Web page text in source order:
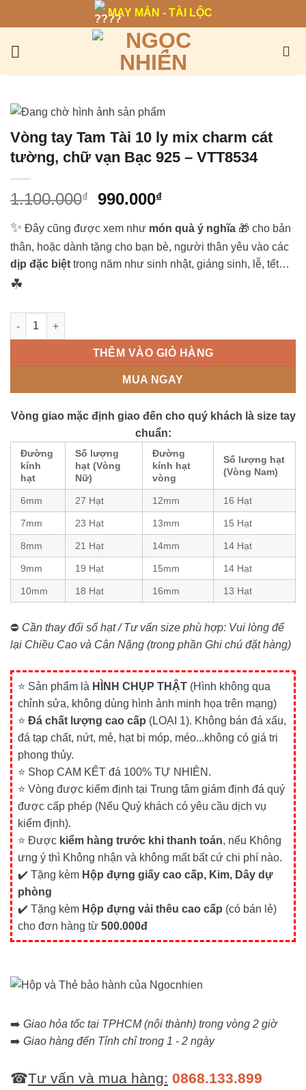
qua
dung
MAY MẮN - TÀI LỘC
Vòng tay Tam Tài 10 ly mix charm cát
tường, chữ vạn Bạc 925 – VTT8534
1.100.000₫
Giá
là:
1.100.000₫.
990.000₫Giá
tại
là:
990.000₫.
✨ Đây cũng được xem như món quà ý nghĩa 🎁 cho bản
thân, hoặc dành tặng cho bạn bè, người thân yêu vào các
dịp đặc biệt trong năm như sinh nhật, giáng sinh, lễ, tết…
☘
Vòng tay Tam Tài 10 ly mix charm cát tường, chữ vạn Bạc 925
THÊM VÀO GIỎ HÀNG
MUA NGAY
Vòng giao mặc định giao đến cho quý khách là size tay
chuẩn:
Đường
kính
hạt
Số lượng
hạt (Vòng
Nữ)
Đường
kính hạt
vòng
Số lượng hạt
(Vòng Nam)
6mm 27 Hạt 12mm 16 Hạt
7mm 23 Hạt 13mm 15 Hạt
8mm 21 Hạt 14mm 14 Hạt
9mm 19 Hạt 15mm 14 Hạt
10mm 18 Hạt 16mm 13 Hạt
⛔ Cần thay đổi số hạt / Tư vấn size phù hợp: Vui lòng để
lại Chiều Cao và Cân Nặng (trong phần Ghi chú đặt hàng)
⭐ Sản phẩm là HÌNH CHỤP THẬT (Hình không qua
chỉnh sửa, không dùng hình ảnh minh họa trên mạng)
⭐ Đá chất lượng cao cấp (LOẠI 1). Không bán đá xấu,
đá tạp chất, nứt, mẻ, hạt bị móp, méo...không có giá trị
phong thủy.
⭐ Shop CAM KẾT đá 100% TỰ NHIÊN.
⭐ Vòng được kiểm định tại Trung tâm giám định đá quý
được cấp phép (Nếu Quý khách có yêu cầu dịch vụ
kiểm định).
⭐ Được kiểm hàng trước khi thanh toán, nếu Không
ưng ý thì Không nhận và không mất bất cứ chi phí nào.
✔️ Tặng kèm Hộp đựng giấy cao cấp, Kim, Dây dự
phòng
✔️ Tặng kèm Hộp đựng vải thêu cao cấp (có bán lẻ)
cho đơn hàng từ 500.000đ
➡️ Giao hỏa tốc tại TPHCM (nội thành) trong vòng 2 giờ
➡️ Giao hàng đến Tỉnh chỉ trong 1 - 2 ngày
☎Tư vấn và mua hàng: 0868.133.899